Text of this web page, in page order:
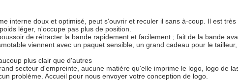
interne doux et optimisé, peut s'ouvrir et reculer il sans à-coup. Il est
léger, n'occupe pas plus de position.
de rétracter la bande rapidement et facilement ; fait de la bande
viennent avec un paquet sensible, un grand cadeau pour le
plus clair que d'autres
secteur d'empreinte, aucune matière qu'elle imprime le logo, logo de
problème. Accueil pour nous envoyer votre conception de logo.